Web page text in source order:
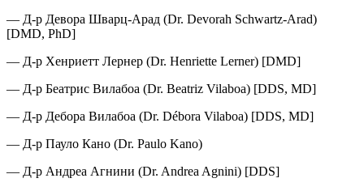
— Д-р Девора Шварц-Арад (Dr. Devorah Schwartz-Arad)
[DMD, PhD]
— Д-р Хенриетт Лернер (Dr. Henriette Lerner) [DMD]
— Д-р Беатрис Вилабоа (Dr. Beatriz Vilaboa) [DDS, MD]
— Д-р Дебора Вилабоа (Dr. Débora Vilaboa) [DDS, MD]
— Д-р Пауло Кано (Dr. Paulo Kano)
— Д-р Андреа Агнини (Dr. Andrea Agnini) [DDS]